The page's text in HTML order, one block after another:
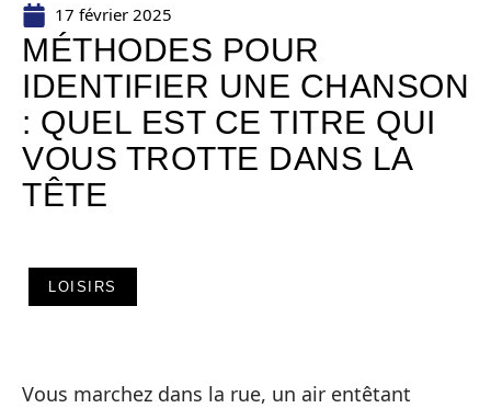
17 février 2025
MÉTHODES POUR
IDENTIFIER UNE CHANSON
: QUEL EST CE TITRE QUI
VOUS TROTTE DANS LA
TÊTE
LOISIRS
Vous marchez dans la rue, un air entêtant